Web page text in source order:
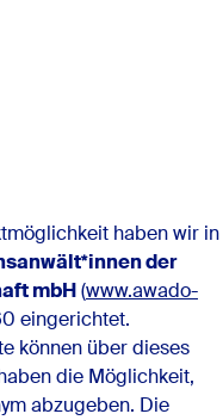
haben wir in
der
mbH(www.awado-
eingerichtet.
können über dieses
die Möglichkeit,
abzugeben. Die